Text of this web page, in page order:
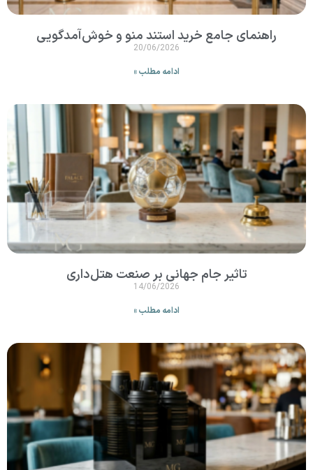
راهنمای جامع خرید استند منو و خوش‌آمدگویی
20/06/2026
ادامه مطلب »
تاثیر جام جهانی بر صنعت هتل‌داری
14/06/2026
ادامه مطلب »